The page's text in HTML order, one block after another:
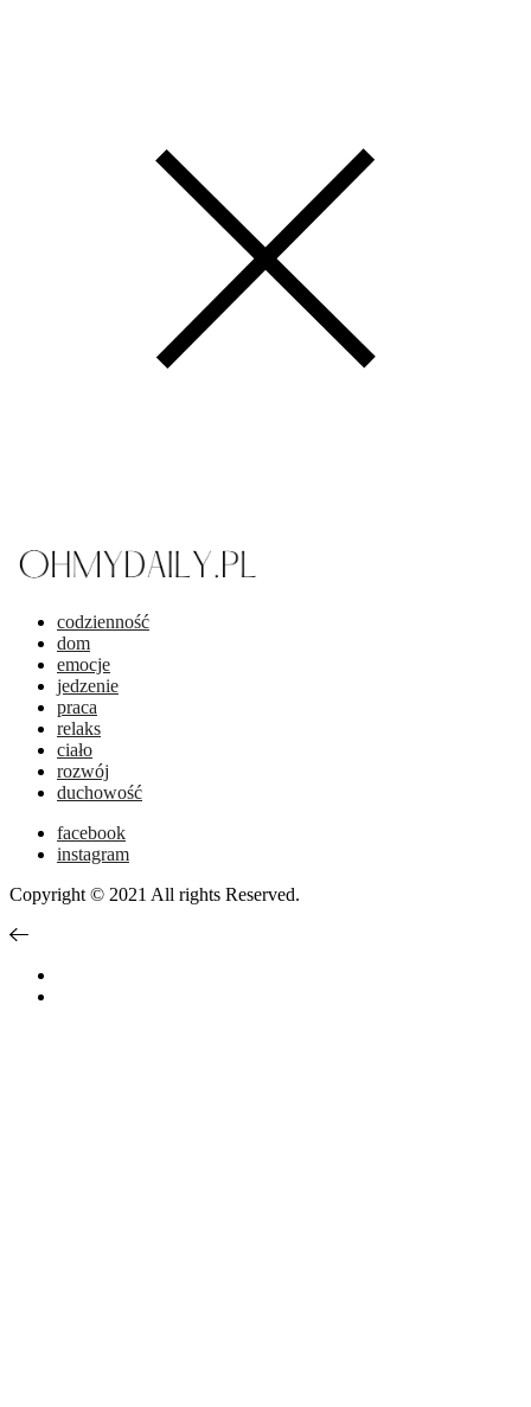
codzienność
dom
emocje
jedzenie
praca
relaks
ciało
rozwój
duchowość
facebook
instagram
Copyright © 2021 All rights Reserved.